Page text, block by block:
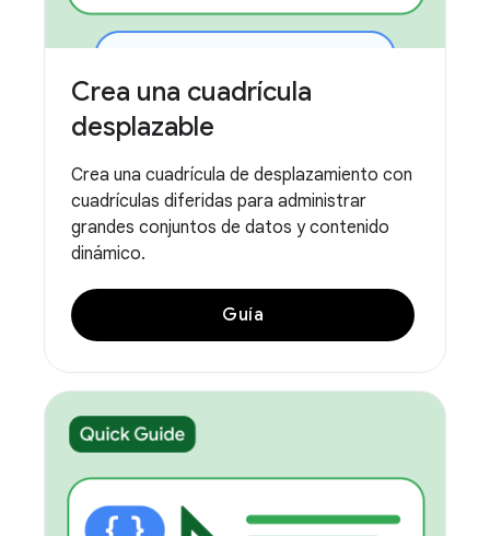
Crea una cuadrícula
desplazable
Crea una cuadrícula de desplazamiento con
cuadrículas diferidas para administrar
grandes conjuntos de datos y contenido
dinámico.
Guía